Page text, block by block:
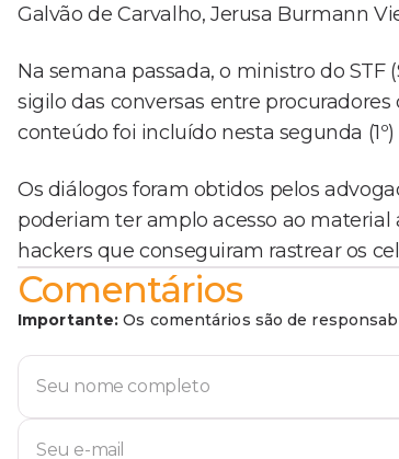
Galvão de Carvalho, Jerusa Burmann
Na semana passada, o ministro do
sigilo das conversas entre
conteúdo foi incluído nesta segunda
Os diálogos foram obtidos pelos
poderiam ter amplo acesso ao material
hackers que conseguiram rastrear os
Comentários
Importante: Os comentários são de